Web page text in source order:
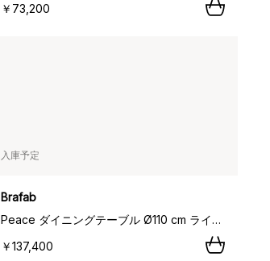
￥73,200
入庫予定
Brafab
Peace ダイニングテーブル Ø110 cm ライトグレー,
￥137,400